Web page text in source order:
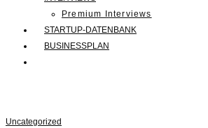
Premium Interviews
STARTUP-DATENBANK
BUSINESSPLAN
Uncategorized